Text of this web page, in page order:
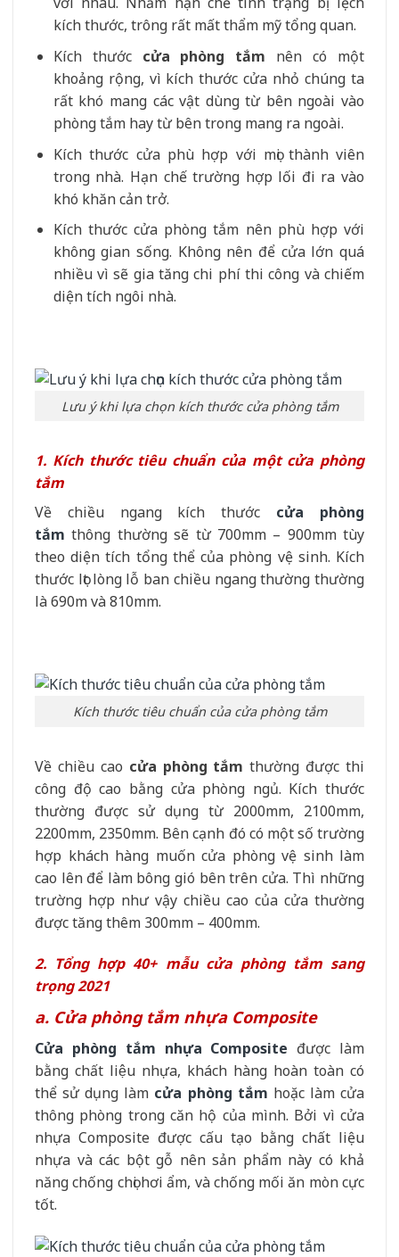
kích thước, trông rất mất thẩm mỹ tổng quan.
Kích thước cửa phòng tắm nên có một
khoảng rộng, vì kích thước cửa nhỏ chúng ta
rất khó mang các vật dùng từ bên ngoài vào
phòng tắm hay từ bên trong mang ra ngoài.
Kích thước cửa phù hợp với mọi thành viên
trong nhà. Hạn chế trường hợp lối đi ra vào
khó khăn cản trở.
Kích thước cửa phòng tắm nên phù hợp với
không gian sống. Không nên để cửa lớn quá
nhiều vì sẽ gia tăng chi phí thi công và chiếm
diện tích ngôi nhà.
Lưu ý khi lựa chọn kích thước cửa phòng tắm
1. Kích thước tiêu chuẩn của một cửa phòng
tắm
Về chiều ngang kích thước cửa phòng
tắmthông thường sẽ từ 700mm – 900mm tùy
theo diện tích tổng thể của phòng vệ sinh. Kích
thước lọt lòng lỗ ban chiều ngang thường thường
là 690m và 810mm.
Kích thước tiêu chuẩn của cửa phòng tắm
Về chiều cao cửa phòng tắm thường được thi
công độ cao bằng cửa phòng ngủ. Kích thước
thường được sử dụng từ 2000mm, 2100mm,
2200mm, 2350mm. Bên cạnh đó có một số trường
hợp khách hàng muốn cửa phòng vệ sinh làm
cao lên để làm bông gió bên trên cửa. Thì những
trường hợp như vậy chiều cao của cửa thường
được tăng thêm 300mm – 400mm.
2. Tổng hợp 40+ mẫu cửa phòng tắm sang
trọng 2021
a. Cửa phòng tắm nhựa Composite
Cửa phòng tắm nhựa Composite được làm
bằng chất liệu nhựa, khách hàng hoàn toàn có
thể sử dụng làm cửa phòng tắm hoặc làm cửa
thông phòng trong căn hộ của mình. Bởi vì cửa
nhựa Composite được cấu tạo bằng chất liệu
nhựa và các bột gỗ nên sản phẩm này có khả
năng chống chọi hơi ẩm, và chống mối ăn mòn cực
tốt.